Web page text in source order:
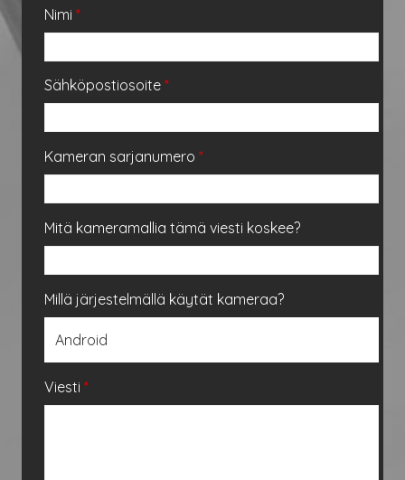
Nimi *
Sähköpostiosoite *
Kameran sarjanumero *
Mitä kameramallia tämä viesti koskee?
Millä järjestelmällä käytät kameraa?
Viesti *